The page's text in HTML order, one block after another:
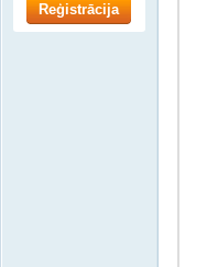
Reģistrācija